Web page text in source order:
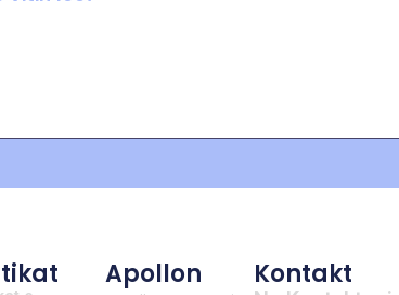
Apollon Kontakt